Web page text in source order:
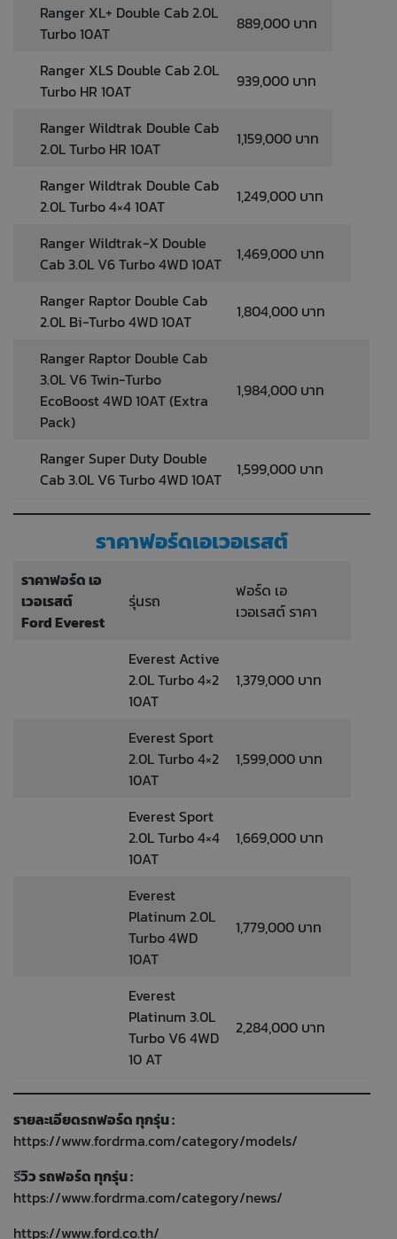
Ranger XL+ Double Cab 2.0L
Turbo 10AT
889,000 บาท
Ranger XLS Double Cab 2.0L
Turbo HR 10AT
939,000 บาท
Ranger Wildtrak Double Cab
2.0L Turbo HR 10AT
1,159,000 บาท
Ranger Wildtrak Double Cab
2.0L Turbo 4×4 10AT
1,249,000 บาท
Ranger Wildtrak-X Double
Cab 3.0L V6 Turbo 4WD 10AT
1,469,000 บาท
Ranger Raptor Double Cab
2.0L Bi-Turbo 4WD 10AT
1,804,000 บาท
Ranger Raptor Double Cab
3.0L V6 Twin-Turbo
EcoBoost 4WD 10AT (Extra
Pack)
1,984,000 บาท
Ranger Super Duty Double
Cab 3.0L V6 Turbo 4WD 10AT
1,599,000 บาท
ราคาฟอร์ดเอเวอเรสต์
ราคาฟอร์ด เอ
เวอเรสต์
Ford Everest
รุ่นรถ
ฟอร์ด เอ
เวอเรสต์ ราคา
Everest Active
2.0L Turbo 4×2
10AT
1,379,000 บาท
Everest Sport
2.0L Turbo 4×2
10AT
1,599,000 บาท
Everest Sport
2.0L Turbo 4×4
10AT
1,669,000 บาท
Everest
Platinum 2.0L
Turbo 4WD
10AT
1,779,000 บาท
Everest
Platinum 3.0L
Turbo V6 4WD
10 AT
2,284,000 บาท
รายละเอียดรถฟอร์ด ทุกรุ่น :
https://www.fordrma.com/category/models/
รีวิว รถฟอร์ด ทุกรุ่น :
https://www.fordrma.com/category/news/
https://www.ford.co.th/